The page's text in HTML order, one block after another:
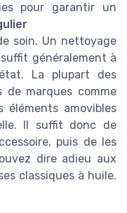
pour garantir un
soin. Un nettoyage
généralement à
La plupart des
de marques comme
éléments amovibles
Il suffit donc de
puis de les
dire adieu aux
classiques à huile.